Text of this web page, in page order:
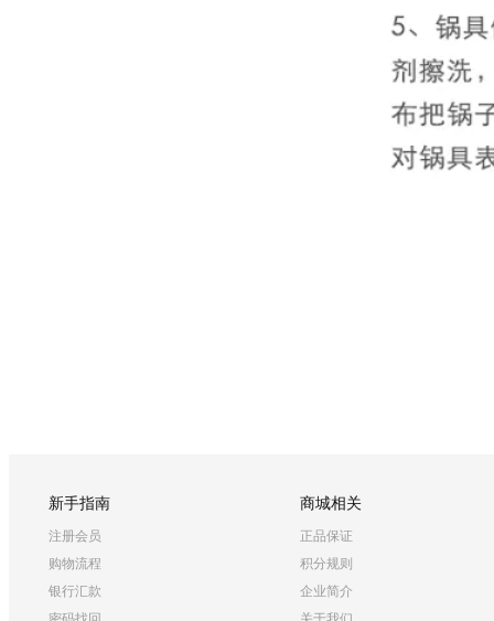
新手指南
注册会员
购物流程
银行汇款
商城相关
正品保证
积分规则
企业简介